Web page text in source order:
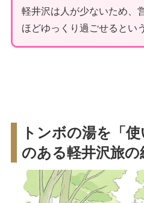
軽井沢は人が少ないため、
ほどゆっくり過ごせるとい
トンボの湯を「
のある軽井沢旅